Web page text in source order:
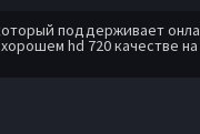
поддерживает
hd 720 качестве